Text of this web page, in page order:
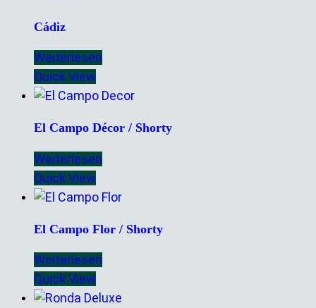
Cádiz
Weiterlesen
Quick View
El Campo Décor / Shorty
Weiterlesen
Quick View
El Campo Flor / Shorty
Weiterlesen
Quick View